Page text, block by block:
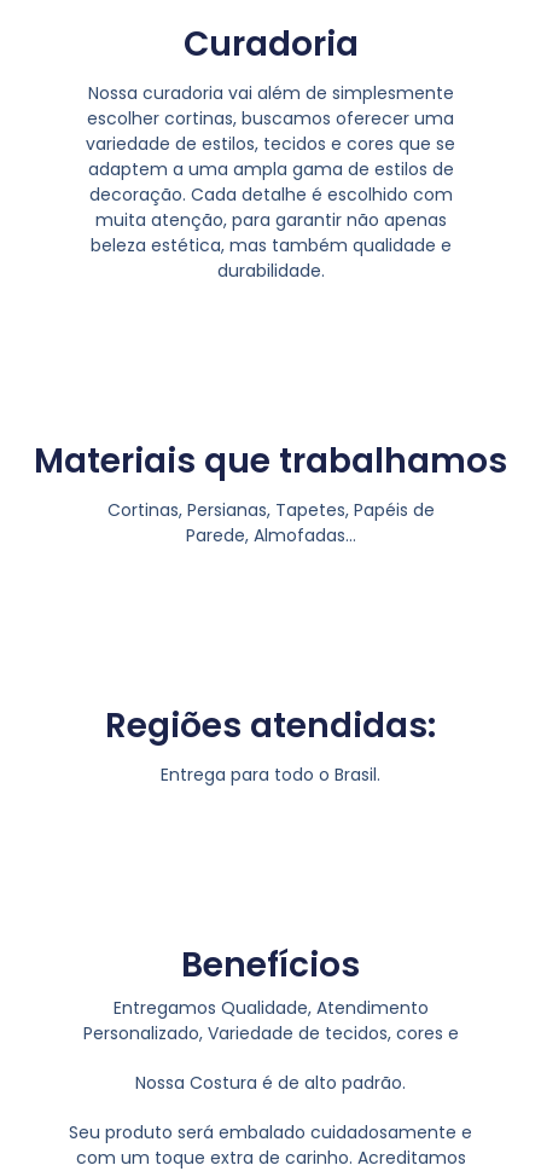
Curadoria
Nossa curadoria vai além de simplesmente
escolher cortinas, buscamos oferecer uma
variedade de estilos, tecidos e cores que se
adaptem a uma ampla gama de estilos de
decoração. Cada detalhe é escolhido com
muita atenção, para garantir não apenas
beleza estética, mas também qualidade e
durabilidade.
Materiais que trabalhamos
Cortinas, Persianas, Tapetes, Papéis de
Parede, Almofadas…
Regiões atendidas:
Entrega para todo o Brasil.
Benefícios
Entregamos Qualidade, Atendimento
Personalizado, Variedade de tecidos, cores e
Nossa Costura é de alto padrão.
Seu produto será embalado cuidadosamente e
com um toque extra de carinho. Acreditamos